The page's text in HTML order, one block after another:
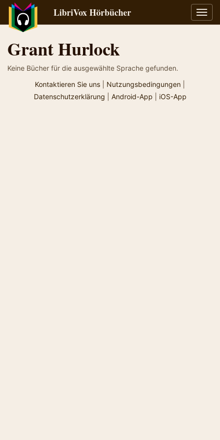
LibriVox Hörbücher
Grant Hurlock
Keine Bücher für die ausgewählte Sprache gefunden.
Kontaktieren Sie uns
Nutzungsbedingungen
Datenschutzerklärung
Android-App iOS-App